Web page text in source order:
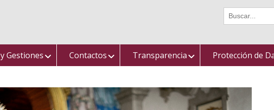
Buscar:
Gestiones Contactos Transparencia Protección de